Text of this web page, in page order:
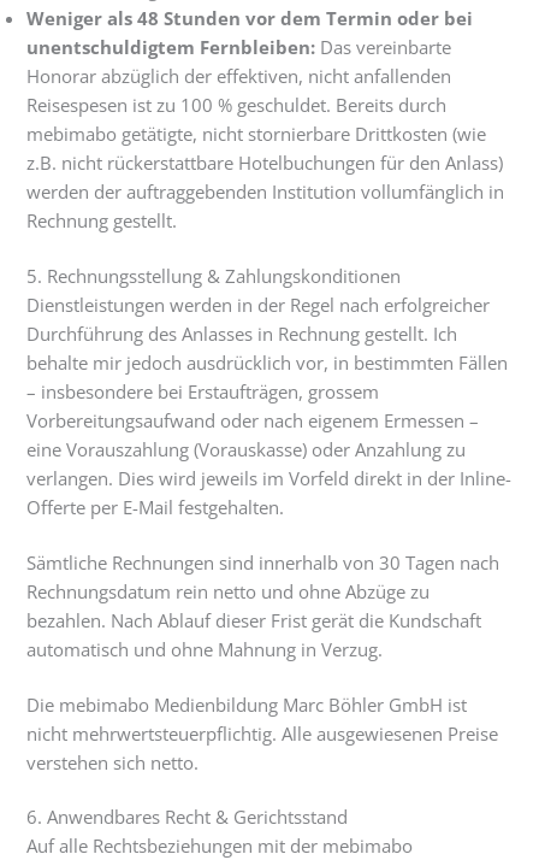
Weniger als 48 Stunden vor dem Termin oder bei
unentschuldigtem Fernbleiben: Das vereinbarte
Honorar abzüglich der effektiven, nicht anfallenden
Reisespesen ist zu 100 % geschuldet. Bereits durch
mebimabo getätigte, nicht stornierbare Drittkosten (wie
z.B. nicht rückerstattbare Hotelbuchungen für den Anlass)
werden der auftraggebenden Institution vollumfänglich in
Rechnung gestellt.
5. Rechnungsstellung & Zahlungskonditionen
Dienstleistungen werden in der Regel nach erfolgreicher
Durchführung des Anlasses in Rechnung gestellt. Ich
behalte mir jedoch ausdrücklich vor, in bestimmten Fällen
– insbesondere bei Erstaufträgen, grossem
Vorbereitungsaufwand oder nach eigenem Ermessen –
eine Vorauszahlung (Vorauskasse) oder Anzahlung zu
verlangen. Dies wird jeweils im Vorfeld direkt in der Inline-
Offerte per E-Mail festgehalten.
Sämtliche Rechnungen sind innerhalb von 30 Tagen nach
Rechnungsdatum rein netto und ohne Abzüge zu
bezahlen. Nach Ablauf dieser Frist gerät die Kundschaft
automatisch und ohne Mahnung in Verzug.
Die mebimabo Medienbildung Marc Böhler GmbH ist
nicht mehrwertsteuerpflichtig. Alle ausgewiesenen Preise
verstehen sich netto.
6. Anwendbares Recht & Gerichtsstand
Auf alle Rechtsbeziehungen mit der mebimabo